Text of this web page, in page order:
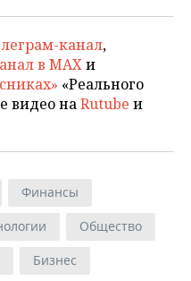
канал,
в MAXи
«Реального
видео наRutube и
Финансы
Общество
Бизнес